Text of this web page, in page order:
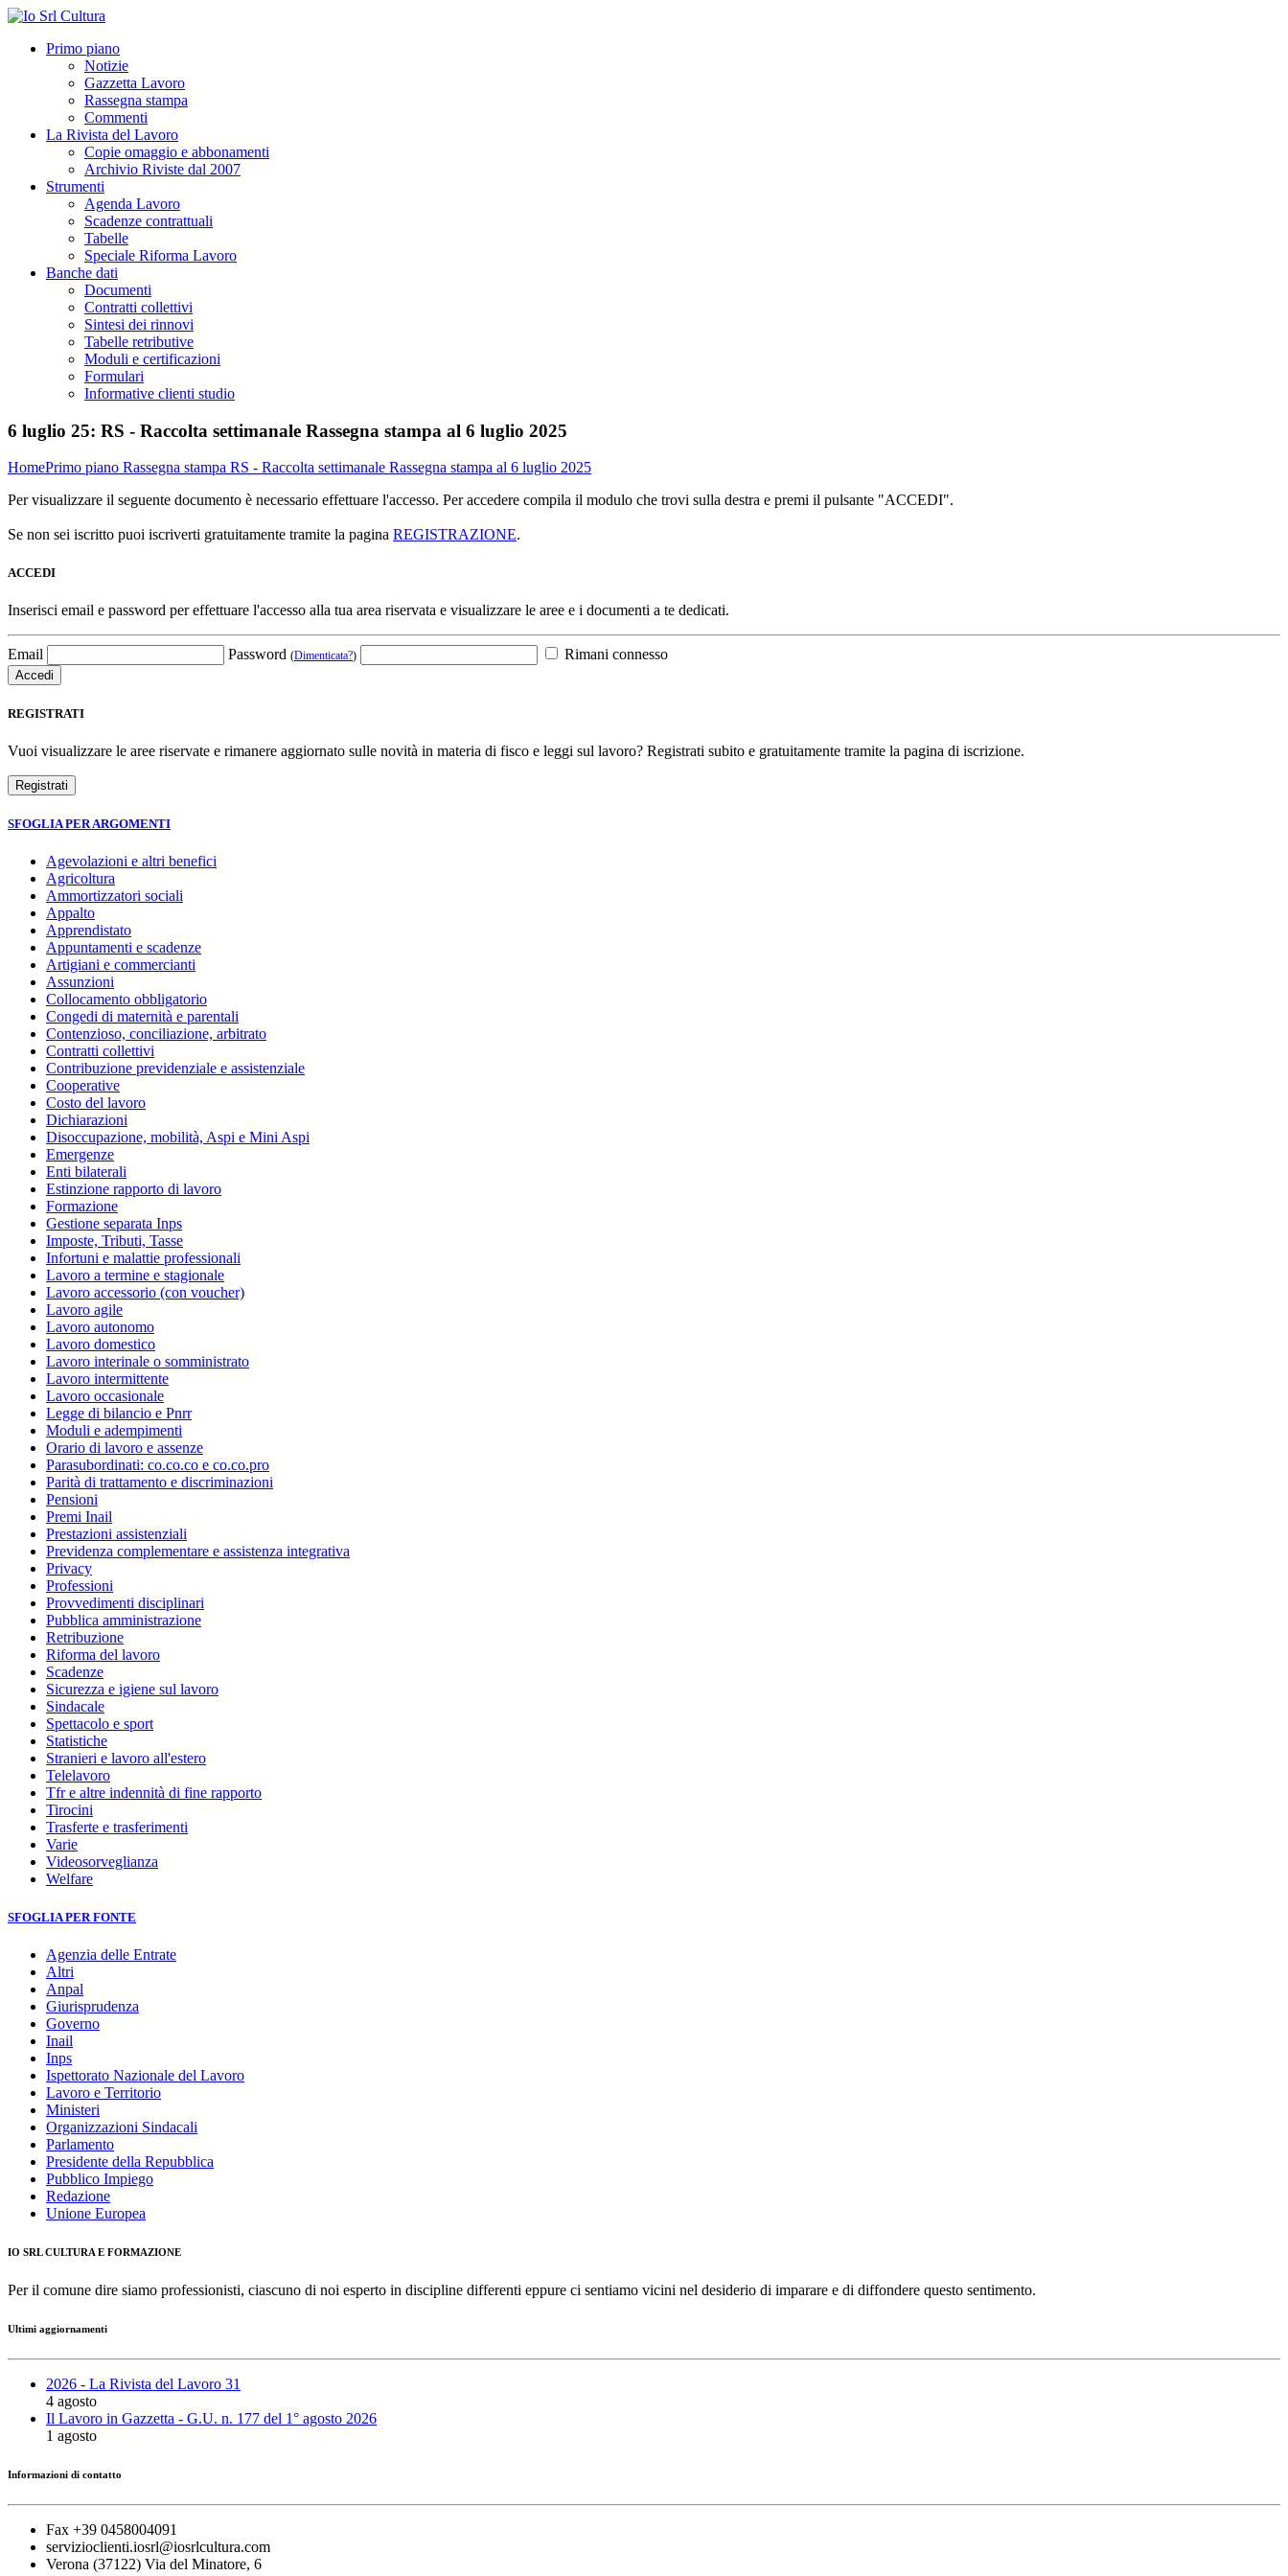
Primo piano
Notizie
Gazzetta Lavoro
Rassegna stampa
Commenti
La Rivista del Lavoro
Copie omaggio e abbonamenti
Archivio Riviste dal 2007
Strumenti
Agenda Lavoro
Scadenze contrattuali
Tabelle
Speciale Riforma Lavoro
Banche dati
Documenti
Contratti collettivi
Sintesi dei rinnovi
Tabelle retributive
Moduli e certificazioni
Formulari
Informative clienti studio
6 luglio 25: RS - Raccolta settimanale Rassegna stampa al 6 luglio 2025
HomePrimo piano Rassegna stampa RS - Raccolta settimanale Rassegna stampa al 6 luglio 2025
Per visualizzare il seguente documento è necessario effettuare l'accesso. Per accedere compila il modulo che trovi sulla destra e premi il pulsante "ACCEDI".
Se non sei iscritto puoi iscriverti gratuitamente tramite la pagina REGISTRAZIONE.
ACCEDI
Inserisci email e password per effettuare l'accesso alla tua area riservata e visualizzare le aree e i documenti a te dedicati.
Email Password (Dimenticata?) Rimani connesso
REGISTRATI
Vuoi visualizzare le aree riservate e rimanere aggiornato sulle novità in materia di fisco e leggi sul lavoro? Registrati subito e gratuitamente tramite la pagina di iscrizione.
SFOGLIA PER ARGOMENTI
Agevolazioni e altri benefici
Agricoltura
Ammortizzatori sociali
Appalto
Apprendistato
Appuntamenti e scadenze
Artigiani e commercianti
Assunzioni
Collocamento obbligatorio
Congedi di maternità e parentali
Contenzioso, conciliazione, arbitrato
Contratti collettivi
Contribuzione previdenziale e assistenziale
Cooperative
Costo del lavoro
Dichiarazioni
Disoccupazione, mobilità, Aspi e Mini Aspi
Emergenze
Enti bilaterali
Estinzione rapporto di lavoro
Formazione
Gestione separata Inps
Imposte, Tributi, Tasse
Infortuni e malattie professionali
Lavoro a termine e stagionale
Lavoro accessorio (con voucher)
Lavoro agile
Lavoro autonomo
Lavoro domestico
Lavoro interinale o somministrato
Lavoro intermittente
Lavoro occasionale
Legge di bilancio e Pnrr
Moduli e adempimenti
Orario di lavoro e assenze
Parasubordinati: co.co.co e co.co.pro
Parità di trattamento e discriminazioni
Pensioni
Premi Inail
Prestazioni assistenziali
Previdenza complementare e assistenza integrativa
Privacy
Professioni
Provvedimenti disciplinari
Pubblica amministrazione
Retribuzione
Riforma del lavoro
Scadenze
Sicurezza e igiene sul lavoro
Sindacale
Spettacolo e sport
Statistiche
Stranieri e lavoro all'estero
Telelavoro
Tfr e altre indennità di fine rapporto
Tirocini
Trasferte e trasferimenti
Varie
Videosorveglianza
Welfare
SFOGLIA PER FONTE
Agenzia delle Entrate
Altri
Anpal
Giurisprudenza
Governo
Inail
Inps
Ispettorato Nazionale del Lavoro
Lavoro e Territorio
Ministeri
Organizzazioni Sindacali
Parlamento
Presidente della Repubblica
Pubblico Impiego
Redazione
Unione Europea
IO SRL CULTURA E FORMAZIONE
Per il comune dire siamo professionisti, ciascuno di noi esperto in discipline differenti eppure ci sentiamo vicini nel desiderio di imparare e di diffondere questo sentimento.
Ultimi aggiornamenti
2026 - La Rivista del Lavoro 31
4 agosto
Il Lavoro in Gazzetta - G.U. n. 177 del 1° agosto 2026
1 agosto
Informazioni di contatto
Fax +39 0458004091
servizioclienti.iosrl@iosrlcultura.com
Verona (37122) Via del Minatore, 6